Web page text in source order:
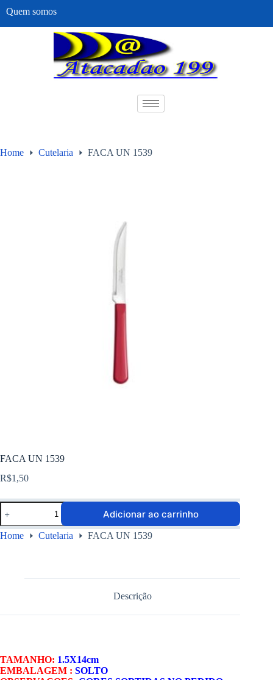
Quem somos
Home Cutelaria FACA UN 1539
FACA UN 1539
R$1,50
Adicionar ao carrinho
Home Cutelaria FACA UN 1539
Descrição
TAMANHO: 1.5X14cm
EMBALAGEM : SOLTO